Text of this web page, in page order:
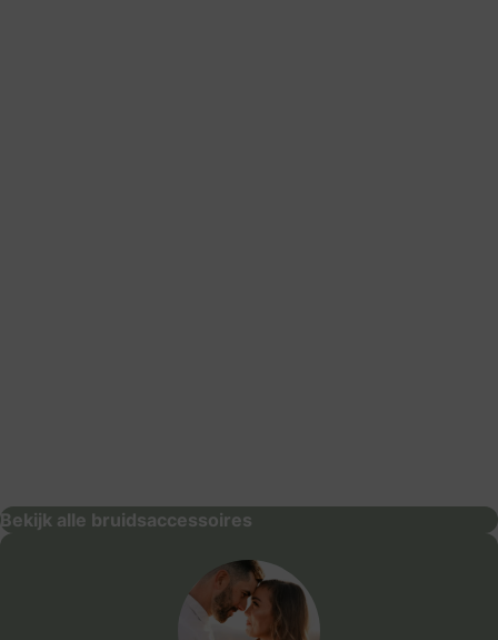
Bekijk alle bruidsaccessoires